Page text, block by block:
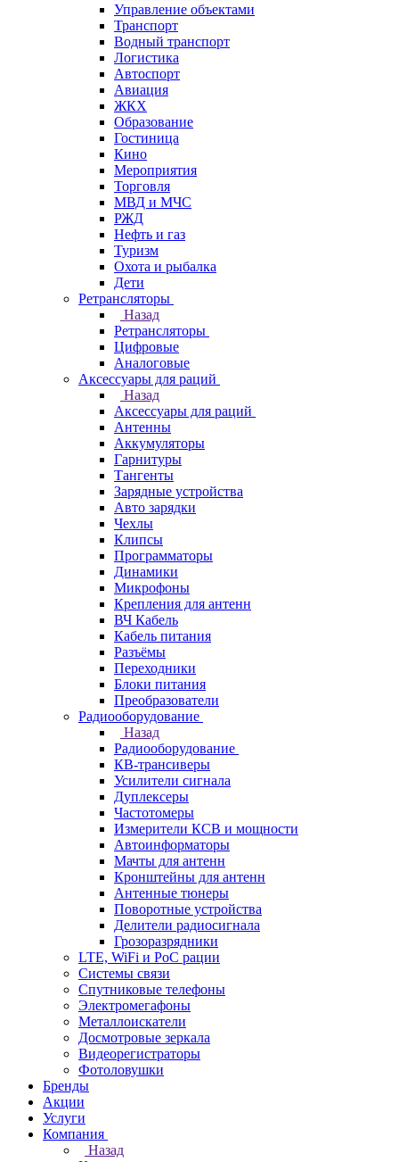
Управление объектами
Транспорт
Водный транспорт
Логистика
Автоспорт
Авиация
ЖКХ
Образование
Гостиница
Кино
Мероприятия
Торговля
МВД и МЧС
РЖД
Нефть и газ
Туризм
Охота и рыбалка
Дети
Ретрансляторы
Назад
Ретрансляторы
Цифровые
Аналоговые
Аксессуары для раций
Назад
Аксессуары для раций
Антенны
Аккумуляторы
Гарнитуры
Тангенты
Зарядные устройства
Авто зарядки
Чехлы
Клипсы
Программаторы
Динамики
Микрофоны
Крепления для антенн
ВЧ Кабель
Кабель питания
Разъёмы
Переходники
Блоки питания
Преобразователи
Радиооборудование
Назад
Радиооборудование
КВ-трансиверы
Усилители сигнала
Дуплексеры
Частотомеры
Измерители КСВ и мощности
Автоинформаторы
Мачты для антенн
Кронштейны для антенн
Антенные тюнеры
Поворотные устройства
Делители радиосигнала
Грозоразрядники
LTE, WiFi и PoC рации
Системы связи
Спутниковые телефоны
Электромегафоны
Металлоискатели
Досмотровые зеркала
Видеорегистраторы
Фотоловушки
Бренды
Акции
Услуги
Компания
Назад